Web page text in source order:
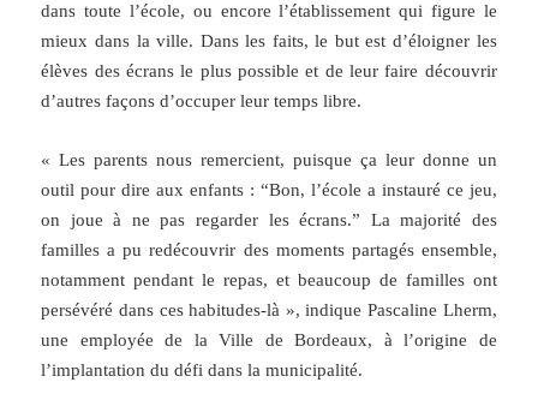
dans toute l’école, ou encore l’établissement qui figure le
mieux dans la ville. Dans les faits, le but est d’éloigner les
élèves des écrans le plus possible et de leur faire découvrir
d’autres façons d’occuper leur temps libre.
« Les parents nous remercient, puisque ça leur donne un
outil pour dire aux enfants : “Bon, l’école a instauré ce jeu,
on joue à ne pas regarder les écrans.” La majorité des
familles a pu redécouvrir des moments partagés ensemble,
notamment pendant le repas, et beaucoup de familles ont
persévéré dans ces habitudes-là », indique Pascaline Lherm,
une employée de la Ville de Bordeaux, à l’origine de
l’implantation du défi dans la municipalité.